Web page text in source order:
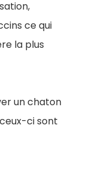
ce qui
la plus
un chaton
ci sont